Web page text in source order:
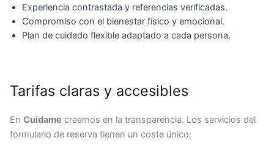
Experiencia contrastada y referencias verificadas.
Compromiso con el bienestar físico y emocional.
Plan de cuidado flexible adaptado a cada persona.
Tarifas claras y accesibles
En Cuidame creemos en la transparencia. Los servicios del
formulario de reserva tienen un coste único: